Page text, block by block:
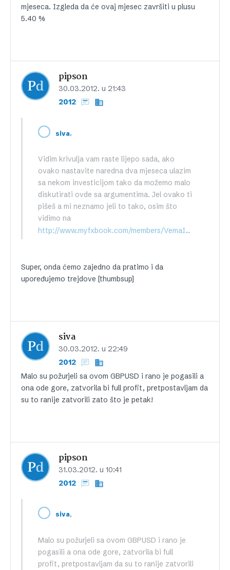
mjeseca. Izgleda da će ovaj mjesec završiti u plusu
5.40 %
pipson
30.03.2012. u 21:43
2012
siva,
Vidim krivulja vam raste lijepo sada, ako
ovako nastavite naredna dva mjeseca ulazim
sa nekom investicijom tako da možemo malo
diskutirati ovde sa argumentima. Jel ovako ti
pišeš a mi neznamo jeli to tako, osim što
vidimo na
http://www.myfxbook.com/members/VemaInvest/vema-invest/248155
Super, onda ćemo zajedno da pratimo i da
upoređujemo trejdove [thumbsup]
siva
30.03.2012. u 22:49
2012
Malo su požurjeli sa ovom GBPUSD i rano je pogasili a
ona ode gore, zatvorila bi full profit, pretpostavljam da
su to ranije zatvorili zato što je petak!
pipson
31.03.2012. u 10:41
2012
siva,
Malo su požurjeli sa ovom GBPUSD i rano je
pogasili a ona ode gore, zatvorila bi full
profit, pretpostavljam da su to ranije zatvorili